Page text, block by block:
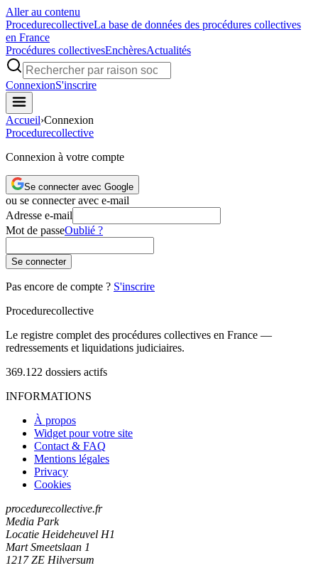
Aller au contenu
ProcedurecollectiveLa base de données des procédures collectives
en France
Procédures collectivesEnchèresActualités
ConnexionS'inscrire
Accueil›Connexion
Procedurecollective
Connexion à votre compte
Se connecter avec Google
ou se connecter avec e-mail
Adresse e-mail
Mot de passeOublié ?
Se connecter
Pas encore de compte ? S'inscrire
Procedurecollective
Le registre complet des procédures collectives en France —
redressements et liquidations judiciaires.
369.122 dossiers actifs
INFORMATIONS
À propos
Widget pour votre site
Contact & FAQ
Mentions légales
Privacy
Cookies
procedurecollective.fr
Media Park
Locatie Heideheuvel H1
Mart Smeetslaan 1
1217 ZE Hilversum